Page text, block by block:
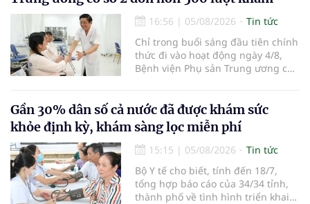
hàng không, thúc đẩy mở mới các
đường bay nội địa và quốc tế.
16:56 | 05/08/2026
Tin tức
Chỉ trong buổi sáng đầu tiên chính
thức đi vào hoạt động ngày 4/8,
Bệnh viện Phụ sản Trung ương cơ
em bé đầu tiên chào đời.
Gần 30% dân số cả nước đã được khám sức
khỏe định kỳ, khám sàng lọc miễn phí
15:15 | 05/08/2026
Tin tức
Bộ Y tế cho biết, tính đến 18/7,
tổng hợp báo cáo của 34/34 tỉnh,
thành phố về tình hình triển khai